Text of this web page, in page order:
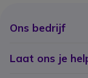
Ons bedrijf
Laat ons je